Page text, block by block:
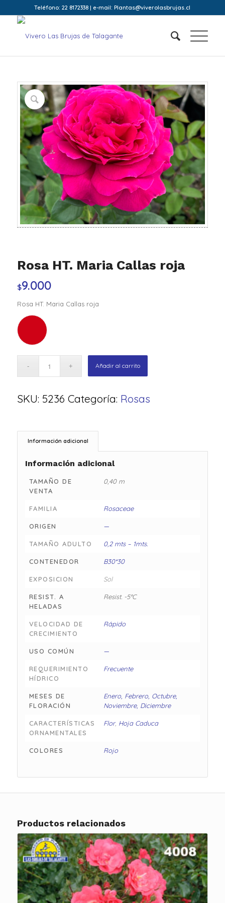
Teléfono: 22 8172338 | e-mail: Plantas@viverolasbrujas.cl
Rosa HT. Maria Callas roja
$9.000
Rosa HT. Maria Callas roja
Añadir al carrito
SKU: 5236 Categoría: Rosas
Información adicional
Información adicional
TAMAÑO DE
VENTA
0,40 m
FAMILIA Rosaceae
ORIGEN —
TAMAÑO ADULTO 0,2 mts – 1mts.
CONTENEDOR B30*30
EXPOSICION Sol
RESIST. A
HELADAS
Resist. -5°C
VELOCIDAD DE
CRECIMIENTO
Rápido
USO COMÚN —
REQUERIMIENTO
HÍDRICO
Frecuente
MESES DE
FLORACIÓN
Enero, Febrero, Octubre,
Noviembre, Diciembre
CARACTERÍSTICAS
ORNAMENTALES
Flor, Hoja Caduca
COLORES Rojo
Productos relacionados